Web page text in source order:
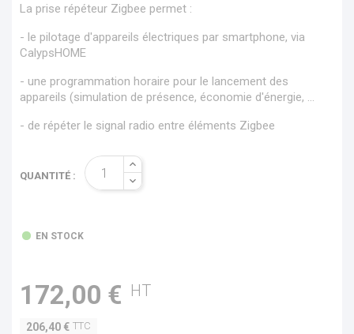
La prise répéteur Zigbee permet :
- le pilotage d'appareils électriques par smartphone, via
CalypsHOME
- une programmation horaire pour le lancement des
appareils (simulation de présence, économie d'énergie, ...
- de répéter le signal radio entre éléments Zigbee
QUANTITÉ :
EN STOCK
172,00 € HT
206,40 € TTC